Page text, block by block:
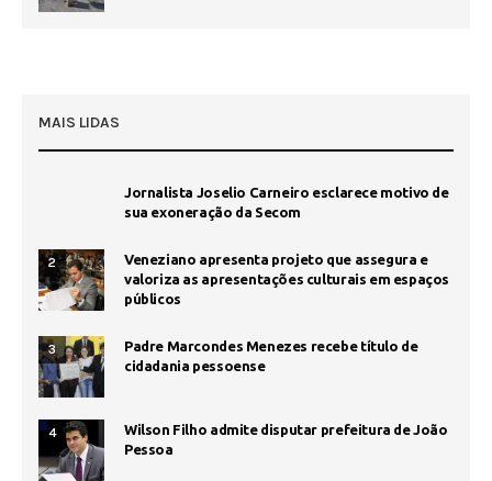
MAIS LIDAS
Jornalista Joselio Carneiro esclarece motivo de
sua exoneração da Secom
2
Veneziano apresenta projeto que assegura e
valoriza as apresentações culturais em espaços
públicos
3
Padre Marcondes Menezes recebe título de
cidadania pessoense
4
Wilson Filho admite disputar prefeitura de João
Pessoa